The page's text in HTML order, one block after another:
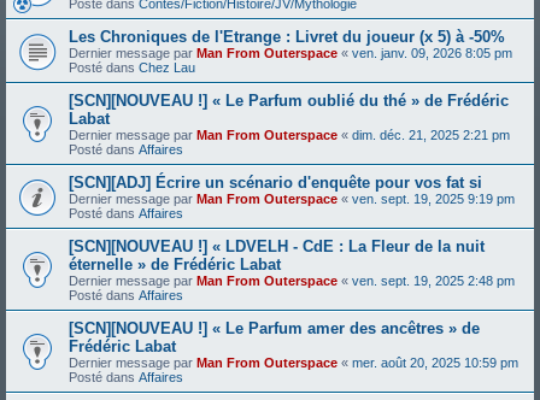
Posté dans Contes/Fiction/Histoire/JV/Mythologie
Les Chroniques de l'Etrange : Livret du joueur (x 5) à -50%
Dernier message par Man From Outerspace « ven. janv. 09, 2026 8:05 pm
Posté dans Chez Lau
[SCN][NOUVEAU !] « Le Parfum oublié du thé » de Frédéric
Labat
Dernier message par Man From Outerspace « dim. déc. 21, 2025 2:21 pm
Posté dans Affaires
[SCN][ADJ] Écrire un scénario d'enquête pour vos fat si
Dernier message par Man From Outerspace « ven. sept. 19, 2025 9:19 pm
Posté dans Affaires
[SCN][NOUVEAU !] « LDVELH - CdE : La Fleur de la nuit
éternelle » de Frédéric Labat
Dernier message par Man From Outerspace « ven. sept. 19, 2025 2:48 pm
Posté dans Affaires
[SCN][NOUVEAU !] « Le Parfum amer des ancêtres » de
Frédéric Labat
Dernier message par Man From Outerspace « mer. août 20, 2025 10:59 pm
Posté dans Affaires